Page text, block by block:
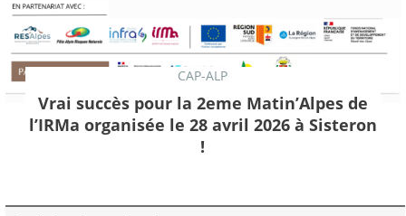
CAP-ALP
Vrai succès pour la 2eme Matin’Alpes de
l’IRMa organisée le 28 avril 2026 à Sisteron
!